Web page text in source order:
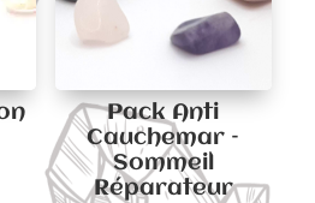
sur
la
page
être
sur
du
Pack Anti
Cauchemar –
Sommeil
Réparateur